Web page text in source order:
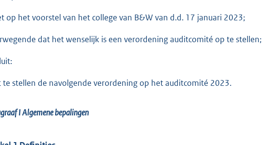
op het voorstel van het college van B&W van d.d. 17 januari 2023;
dat het wenselijk is een verordening auditcomité op te stellen;
te stellen de navolgende verordening op het auditcomité 2023.
IAlgemene bepalingen